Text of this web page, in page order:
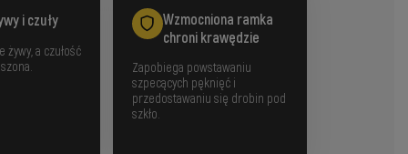
i czuły
żywy, a czułość
Wzmocniona ramka
chroni krawędzie
Zapobiega powstawaniu
szpecących pęknięć i
przedostawaniu się drobin pod
szkło.